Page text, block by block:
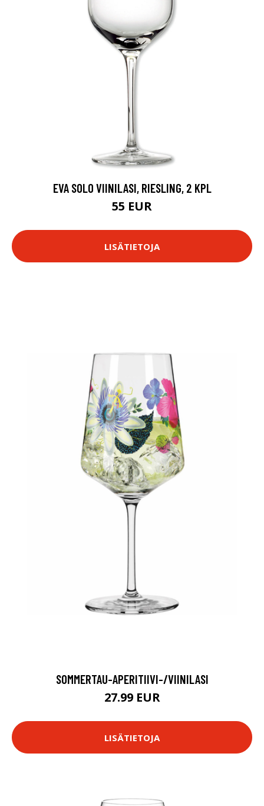
EVA SOLO VIINILASI, RIESLING, 2 KPL
55 EUR
LISÄTIETOJA
SOMMERTAU-APERITIIVI-/VIINILASI
27.99 EUR
LISÄTIETOJA